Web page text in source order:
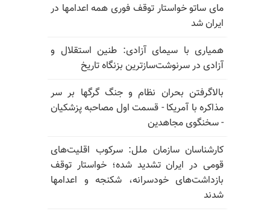
مای ساتو خواستار توقف فوری همه اعدامها در
ایران شد
همیاری با سیمای آزادی: طنین استقلال و
آزادی در سرنوشت‌سازترین بزنگاه تاریخ
بالا‌گرفتن بحران نظام و جنگ گرگها بر سر
مذاکره با آمریکا - قسمت اول مصاحبه پزشکیان
- سخنگوی مجاهدین
کارشناسان سازمان ملل: سرکوب اقلیت‌های
قومی در ایران تشدید شده؛ خواستار توقف
بازداشت‌های خودسرانه، شکنجه و اعدامها
شدند